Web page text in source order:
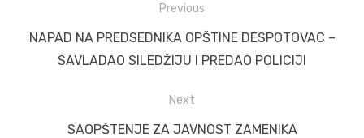
navigation
Previous
Previous
NAPAD NA PREDSEDNIKA OPŠTINE DESPOTOVAC –
SAVLADAO SILEDŽIJU I PREDAO POLICIJI
Next
SAOPŠTENJE ZA JAVNOST ZAMENIKA